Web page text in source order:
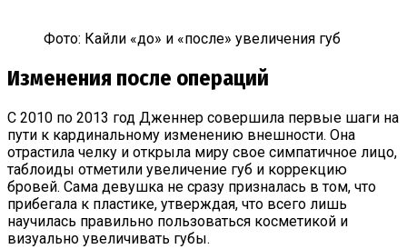
Фото: Кайли «до» и «после» увеличения губ
Изменения после операций
С 2010 по 2013 год Дженнер совершила первые шаги на
пути к кардинальному изменению внешности. Она
отрастила челку и открыла миру свое симпатичное лицо,
таблоиды отметили увеличение губ и коррекцию
бровей. Сама девушка не сразу призналась в том, что
прибегала к пластике, утверждая, что всего лишь
научилась правильно пользоваться косметикой и
визуально увеличивать губы.